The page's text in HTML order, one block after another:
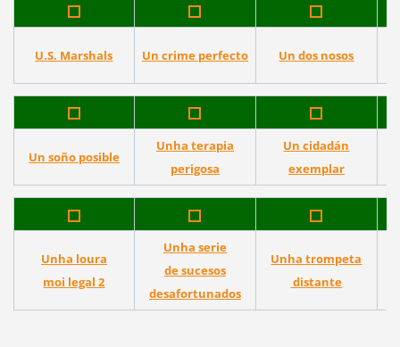
U.S. Marshals Un crime perfecto Un dos nosos
Un soño posible
Unha terapia
perigosa
Un cidadán
exemplar
Unha loura
moi legal 2
Unha serie
de sucesos
desafortunados
Unha trompeta
distante